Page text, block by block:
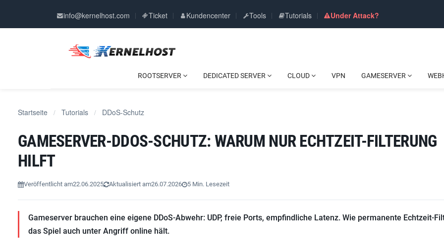
info@kernelhost.com Ticket Kundencenter Tools Tutorials Under Attack?
ROOTSERVER DEDICATED SERVER CLOUD VPN GAMESERVER
Startseite / Tutorials / DDoS-Schutz
GAMESERVER-DDOS-SCHUTZ: WARUM NUR ECHTZEIT-FILTERUNG
HILFT
Veröffentlicht am22.06.2025 Aktualisiert am26.07.2026 5 Min. Lesezeit
Gameserver brauchen eine eigene DDoS-Abwehr: UDP, freie Ports, empfindliche Latenz. Wie permanente Echtzeit-
das Spiel auch unter Angriff online hält.